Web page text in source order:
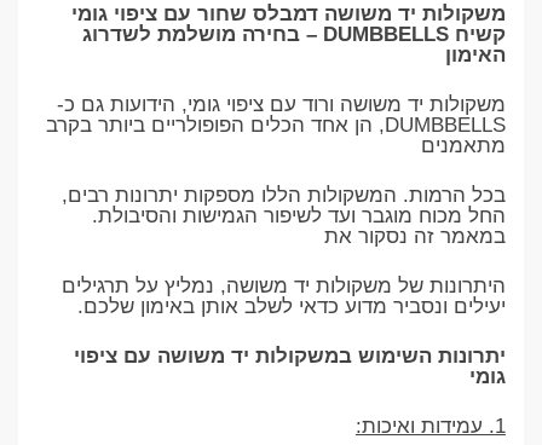
משקולות יד משושה דמבלס שחור עם ציפוי גומי
קשיח DUMBBELLS – בחירה מושלמת לשדרוג
האימון
משקולות יד משושה ורוד עם ציפוי גומי, הידועות גם כ-
DUMBBELLS, הן אחד הכלים הפופולריים ביותר בקרב
מתאמנים
בכל הרמות. המשקולות הללו מספקות יתרונות רבים,
החל מכוח מוגבר ועד לשיפור הגמישות והסיבולת.
במאמר זה נסקור את
היתרונות של משקולות יד משושה, נמליץ על תרגילים
יעילים ונסביר מדוע כדאי לשלב אותן באימון שלכם.
יתרונות השימוש במשקולות יד משושה עם ציפוי
גומי
1. עמידות ואיכות: